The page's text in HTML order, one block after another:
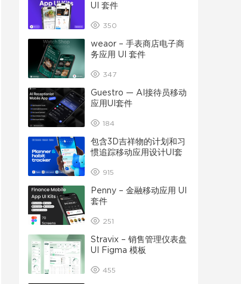
UI 套件
350
weaor – 手表商店电子商
务应用 UI 套件
347
Guestro — AI接待员移动
应用UI套件
184
包含3D吉祥物的计划和习
惯追踪移动应用设计UI套
915
Penny – 金融移动应用 UI
套件
251
Stravix – 销售管理仪表盘
UI Figma 模板
455